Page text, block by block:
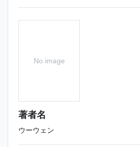
No image
著者名
ウーウェン